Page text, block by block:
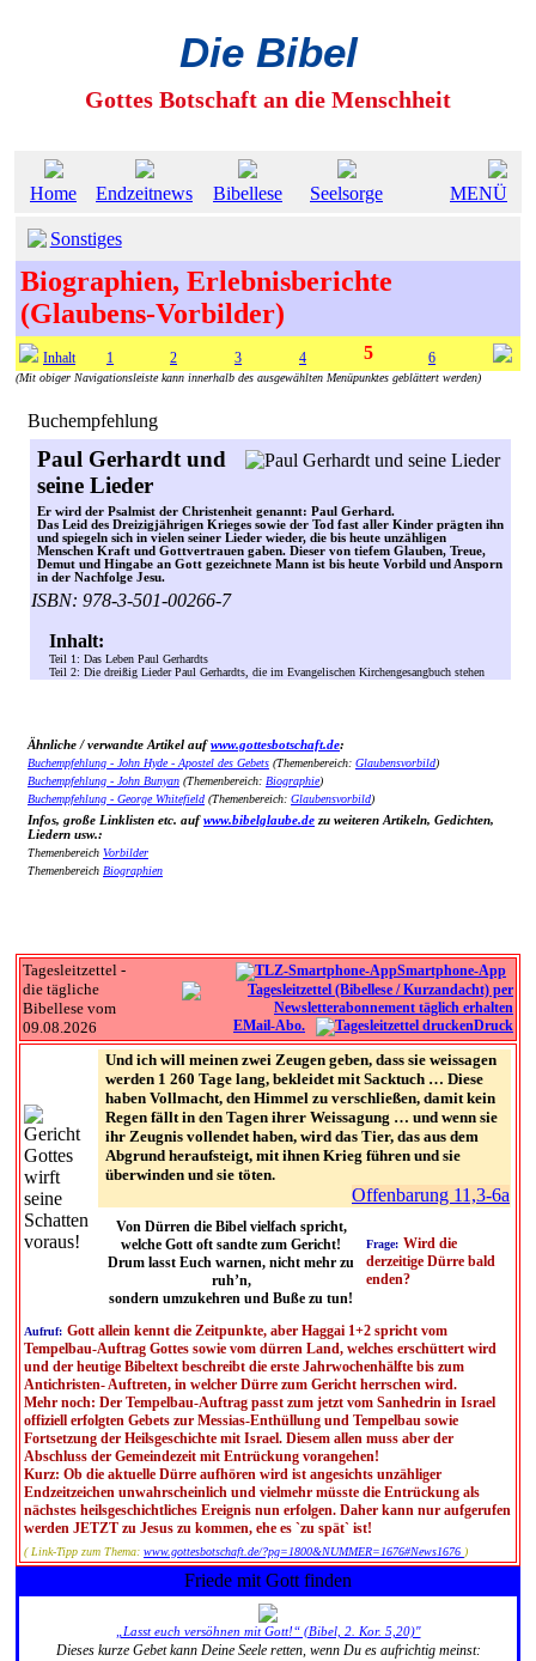
Die Bibel
Gottes Botschaft an die Menschheit
Home Endzeitnews Bibellese Seelsorge MENÜ
Sonstiges
Biographien, Erlebnisberichte
(Glaubens-Vorbilder)
Inhalt 1 2 3 4 5 6
(Mit obiger Navigationsleiste kann innerhalb des ausgewählten Menüpunktes geblättert werden)
Buchempfehlung
Paul Gerhardt und
seine Lieder
Er wird der Psalmist der Christenheit genannt: Paul Gerhard.
Das Leid des Dreizigjährigen Krieges sowie der Tod fast aller Kinder prägten ihn
und spiegeln sich in vielen seiner Lieder wieder, die bis heute unzähligen
Menschen Kraft und Gottvertrauen gaben. Dieser von tiefem Glauben, Treue,
Demut und Hingabe an Gott gezeichnete Mann ist bis heute Vorbild und Ansporn
in der Nachfolge Jesu.
ISBN: 978-3-501-00266-7
Inhalt:
Teil 1: Das Leben Paul Gerhardts
Teil 2: Die dreißig Lieder Paul Gerhardts, die im Evangelischen Kirchengesangbuch stehen
Ähnliche / verwandte Artikel aufwww.gottesbotschaft.de:
Buchempfehlung - John Hyde - Apostel des Gebets (Themenbereich: Glaubensvorbild)
Buchempfehlung - John Bunyan (Themenbereich: Biographie)
Buchempfehlung - George Whitefield (Themenbereich: Glaubensvorbild)
Infos, große Linklisten etc. aufwww.bibelglaube.de zu weiteren Artikeln, Gedichten,
Liedern usw.:
Themenbereich Vorbilder
Themenbereich Biographien
Tagesleitzettel -
die tägliche
Bibellese vom
09.08.2026
Smartphone-App
EMail-Abo. Druck
Und ich will meinen zwei Zeugen geben, dass sie weissagen
werden 1 260 Tage lang, bekleidet mit Sacktuch … Diese
haben Vollmacht, den Himmel zu verschließen, damit kein
Regen fällt in den Tagen ihrer Weissagung … und wenn sie
ihr Zeugnis vollendet haben, wird das Tier, das aus dem
Abgrund heraufsteigt, mit ihnen Krieg führen und sie
überwinden und sie töten.
Offenbarung 11,3-6a
Von Dürren die Bibel vielfach spricht,
welche Gott oft sandte zum Gericht!
Drum lasst Euch warnen, nicht mehr zu
ruh’n,
sondern umzukehren und Buße zu tun!
Frage: Wird die
derzeitige Dürre bald
enden?
Aufruf: Gott allein kennt die Zeitpunkte, aber Haggai 1+2 spricht vom
Tempelbau-Auftrag Gottes sowie vom dürren Land, welches erschüttert wird
und der heutige Bibeltext beschreibt die erste Jahrwochenhälfte bis zum
Antichristen- Auftreten, in welcher Dürre zum Gericht herrschen wird.
Mehr noch: Der Tempelbau-Auftrag passt zum jetzt vom Sanhedrin in Israel
offiziell erfolgten Gebets zur Messias-Enthüllung und Tempelbau sowie
Fortsetzung der Heilsgeschichte mit Israel. Diesem allen muss aber der
Abschluss der Gemeindezeit mit Entrückung vorangehen!
Kurz: Ob die aktuelle Dürre aufhören wird ist angesichts unzähliger
Endzeitzeichen unwahrscheinlich und vielmehr müsste die Entrückung als
nächstes heilsgeschichtliches Ereignis nun erfolgen. Daher kann nur aufgerufen
werden JETZT zu Jesus zu kommen, ehe es `zu spät` ist!
( Link-Tipp zum Thema: www.gottesbotschaft.de/?pg=1800&NUMMER=1676#News1676 )
Friede mit Gott finden
„Lasst euch versöhnen mit Gott!“ (Bibel, 2. Kor. 5,20)"
Dieses kurze Gebet kann Deine Seele retten, wenn Du es aufrichtig meinst: